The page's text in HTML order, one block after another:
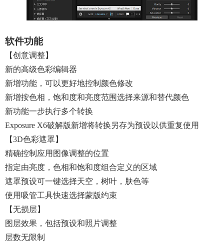
软件功能
【创意调整】
新的高级色彩编辑器
新增功能，可以更好地控制颜色修改
新增按色相，饱和度和亮度范围选择来源和替代颜色
新功能一步执行多个转换
Exposure X6破解版新增将转换另存为预设以供重复使用
【3D色彩遮罩】
精确控制应用图像调整的位置
指定由亮度，色相和饱和度组合定义的区域
遮罩预设可一键选择天空，树叶，肤色等
使用吸管工具快速选择蒙版约束
【无损层】
图层效果，包括预设和照片调整
层数无限制